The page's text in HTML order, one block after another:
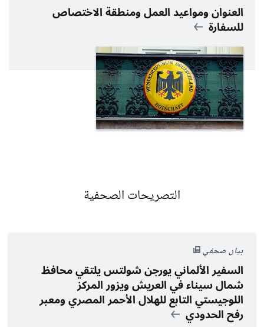
العنوان ومواعيد العمل ومنطقة الاختصاص
للسفارة
التصريحات الصحفية
بيان صحفي
السفير الألماني يورجن شولتس يلتقي محافظ
شمال سيناء في العريش ويزور المركز
اللوجيستي التابع للهلال الأحمر المصري ومعبر
رفح الحدودي